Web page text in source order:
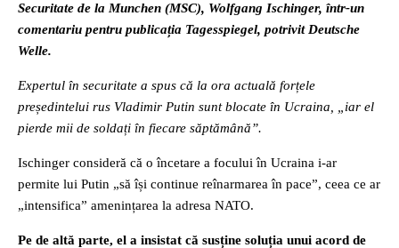
Securitate de la Munchen (MSC), Wolfgang Ischinger, într-un
comentariu pentru publicația Tagesspiegel, potrivit Deutsche
Welle.
Expertul în securitate a spus că la ora actuală forțele
președintelui rus Vladimir Putin sunt blocate în Ucraina, „iar el
pierde mii de soldați în fiecare săptămână”.
Ischinger consideră că o încetare a focului în Ucraina i-ar
permite lui Putin „să își continue reînarmarea în pace”, ceea ce ar
„intensifica” amenințarea la adresa NATO.
Pe de altă parte, el a insistat că susține soluția unui acord de